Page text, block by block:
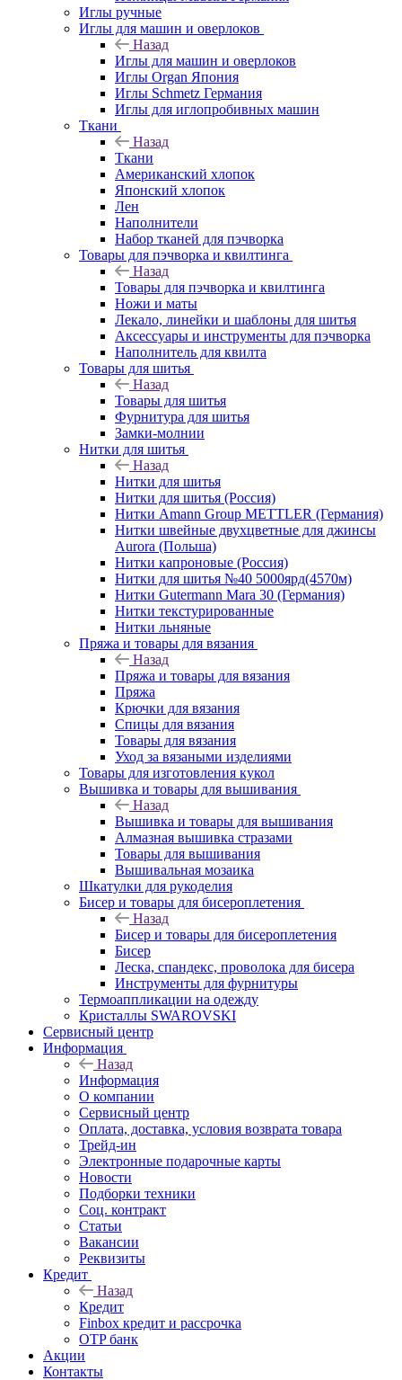
Иглы ручные
Иглы для машин и оверлоков
Назад
Иглы для машин и оверлоков
Иглы Organ Япония
Иглы Schmetz Германия
Иглы для иглопробивных машин
Ткани
Назад
Ткани
Американский хлопок
Японский хлопок
Лен
Наполнители
Набор тканей для пэчворка
Товары для пэчворка и квилтинга
Назад
Товары для пэчворка и квилтинга
Ножи и маты
Лекало, линейки и шаблоны для шитья
Аксессуары и инструменты для пэчворка
Наполнитель для квилта
Товары для шитья
Назад
Товары для шитья
Фурнитура для шитья
Замки-молнии
Нитки для шитья
Назад
Нитки для шитья
Нитки для шитья (Россия)
Нитки Amann Group METTLER (Германия)
Нитки швейные двухцветные для джинсы
Aurora (Польша)
Нитки капроновые (Россия)
Нитки для шитья №40 5000ярд(4570м)
Нитки Gutermann Mara 30 (Германия)
Нитки текстурированные
Нитки льняные
Пряжа и товары для вязания
Назад
Пряжа и товары для вязания
Пряжа
Крючки для вязания
Спицы для вязания
Товары для вязания
Уход за вязаными изделиями
Товары для изготовления кукол
Вышивка и товары для вышивания
Назад
Вышивка и товары для вышивания
Алмазная вышивка стразами
Товары для вышивания
Вышивальная мозаика
Шкатулки для рукоделия
Бисер и товары для бисероплетения
Назад
Бисер и товары для бисероплетения
Бисер
Леска, спандекс, проволока для бисера
Инструменты для фурнитуры
Термоаппликации на одежду
Кристаллы SWAROVSKI
Сервисный центр
Информация
Назад
Информация
О компании
Сервисный центр
Оплата, доставка, условия возврата товара
Трейд-ин
Электронные подарочные карты
Новости
Подборки техники
Соц. контракт
Статьи
Вакансии
Реквизиты
Кредит
Назад
Кредит
Finbox кредит и рассрочка
OTP банк
Акции
Контакты